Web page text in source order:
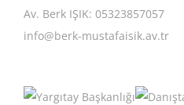
Av. Berk IŞIK: 05323857057
info@berk-mustafaisik.av.tr